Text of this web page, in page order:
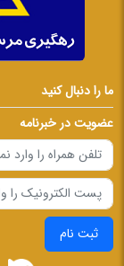
ما را دنبال کنید
عضویت در خبرنامه
ثبت نام